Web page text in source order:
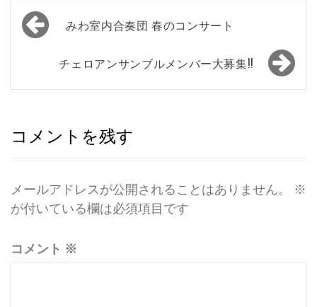
投
稿
ー
ョ
ン
みわ室内合奏団 春のコンサート
チェロアンサンブルメンバー大募集!!
コメントを残す
メールアドレスが公開されることはありません。
※
が付いている欄は必須項目です
コメント ※